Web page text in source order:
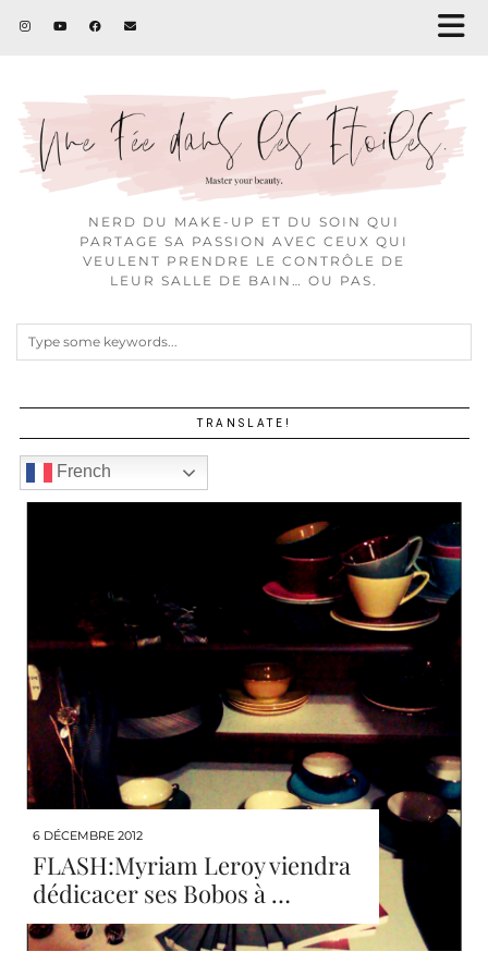
NERD DU MAKE-UP ET DU SOIN QUI
PARTAGE SA PASSION AVEC CEUX QUI
VEULENT PRENDRE LE CONTRÔLE DE
LEUR SALLE DE BAIN… OU PAS.
TRANSLATE!
French
6 DÉCEMBRE 2012
FLASH:Myriam Leroy viendra
dédicacer ses Bobos à …